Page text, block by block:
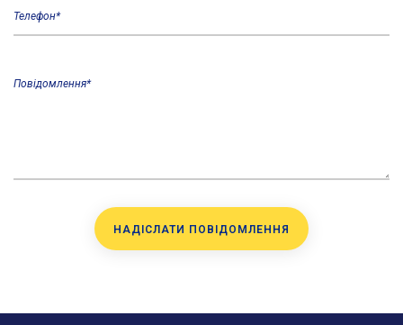
Телефон*
Повідомлення*